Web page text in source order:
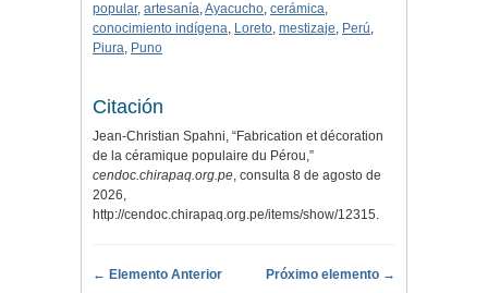
popular, artesanía,Ayacucho, cerámica,
conocimiento indígena, Loreto, mestizaje, Perú,
Piura, Puno
Citación
Jean-Christian Spahni, “Fabrication et décoration
de la céramique populaire du Pérou,”
cendoc.chirapaq.org.pe, consulta 8 de agosto de
2026,
http://cendoc.chirapaq.org.pe/items/show/12315.
← Elemento Anterior Próximo elemento →